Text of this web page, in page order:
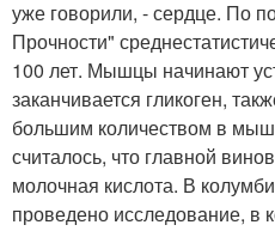
уже говорили, - сердце. По
Прочности"
100 лет. Мышцы начинают
заканчивается гликоген,
большим количеством в
считалось, что главной
молочная кислота. В
проведено исследование, в